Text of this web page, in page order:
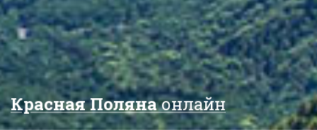
Красная Полянаонлайн